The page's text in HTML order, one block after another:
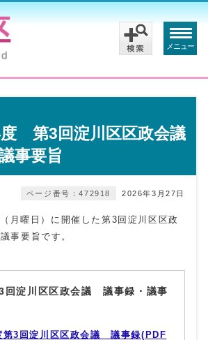
メニュー
第3回淀川区区政会議
事要旨
2026年3月27日
ページ番号：472918
月曜日）に開催した第3回淀川区区政
事要旨です。
回淀川区区政会議 議事録・議事
第3回淀川区区政会議 議事録(PDF